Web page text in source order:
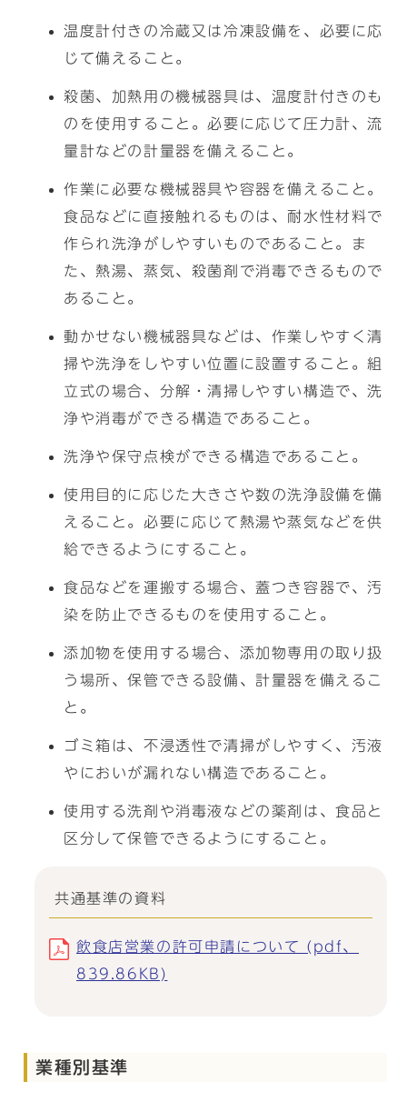
温度計付きの冷蔵又は冷凍設備を、必要に応
じて備えること。
殺菌、加熱用の機械器具は、温度計付きのも
のを使用すること。必要に応じて圧力計、流
量計などの計量器を備えること。
作業に必要な機械器具や容器を備えること。
食品などに直接触れるものは、耐水性材料で
作られ洗浄がしやすいものであること。ま
た、熱湯、蒸気、殺菌剤で消毒できるもので
あること。
動かせない機械器具などは、作業しやすく清
掃や洗浄をしやすい位置に設置すること。組
立式の場合、分解・清掃しやすい構造で、洗
浄や消毒ができる構造であること。
洗浄や保守点検ができる構造であること。
使用目的に応じた大きさや数の洗浄設備を備
えること。必要に応じて熱湯や蒸気などを供
給できるようにすること。
食品などを運搬する場合、蓋つき容器で、汚
染を防止できるものを使用すること。
添加物を使用する場合、添加物専用の取り扱
う場所、保管できる設備、計量器を備えるこ
と。
ゴミ箱は、不浸透性で清掃がしやすく、汚液
やにおいが漏れない構造であること。
使用する洗剤や消毒液などの薬剤は、食品と
区分して保管できるようにすること。
共通基準の資料
飲食店営業の許可申請について (pdf、
839.86KB)
業種別基準